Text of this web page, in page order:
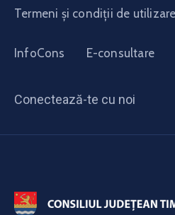
Termeni și condiții de utilizare
InfoCons E-consultare
Conectează-te cu noi